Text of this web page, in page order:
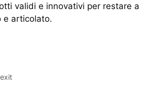
validi e innovativi per restare a
e articolato.